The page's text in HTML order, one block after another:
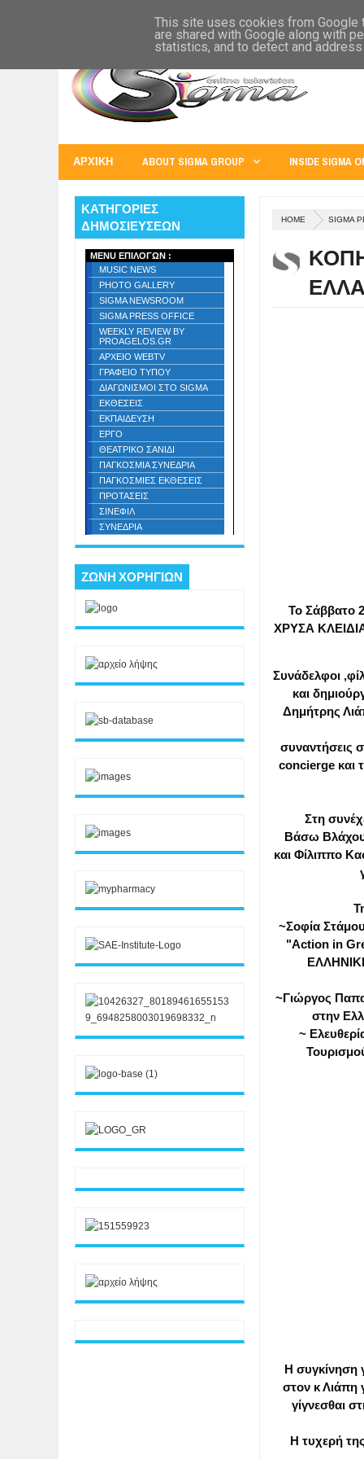
EUROPE U.S.A. AUSTRALIA
ΑΡΧΙΚΗ ABOUT SIGMA GROUP INSIDE SIGMA
HOME SIGMA
Το Σάββατο
ΧΡΥΣΑ
Συνάδελφοι
και
Δημήτρης
συναντήσεις
concierge και
Στη
Βάσω
και Φίλιππο
~Σοφία
"Action in
~Γιώργος
στην
~
Η συγκίνηση
στον κ Λιάπη
γίγνεσθαι
Η τυχερή
ΚΑΤΗΓΟΡΙΕΣ
ΔΗΜΟΣΙΕΥΣΕΩΝ
MENU ΕΠΙΛΟΓΩΝ :
MUSIC NEWS
PHOTO GALLERY
SIGMA NEWSROOM
SIGMA PRESS OFFICE
WEEKLY REVIEW BY
PROAGELOS.GR
ΑΡΧΕΙΟ WEBTV
ΓΡΑΦΕΙΟ ΤΥΠΟΥ
ΔΙΑΓΩΝΙΣΜΟΙ ΣΤΟ SIGMA
ΕΚΘΕΣΕΙΣ
ΕΚΠΑΙΔΕΥΣΗ
ΕΡΓΟ
ΘΕΑΤΡΙΚΟ ΣΑΝΙΔΙ
ΠΑΓΚΟΣΜΙΑ ΣΥΝΕΔΡΙΑ
ΠΑΓΚΟΣΜΙΕΣ ΕΚΘΕΣΕΙΣ
ΠΡΟΤΑΣΕΙΣ
ΣΙΝΕΦΙΛ
ΣΥΝΕΔΡΙΑ
ΖΩΝΗ ΧΟΡΗΓΙΩΝ
This site uses cookies from Google
are shared with Google along with
statistics, and to detect and address